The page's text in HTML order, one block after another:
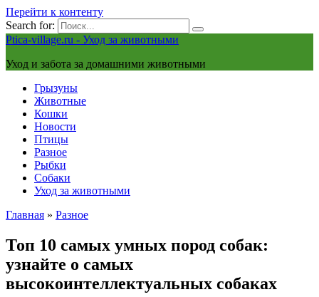
Перейти к контенту
Search for:
Ptica-village.ru - Уход за животными
Уход и забота за домашними животными
Грызуны
Животные
Кошки
Новости
Птицы
Разное
Рыбки
Собаки
Уход за животными
Главная » Разное
Топ 10 самых умных пород собак:
узнайте о самых
высокоинтеллектуальных собаках